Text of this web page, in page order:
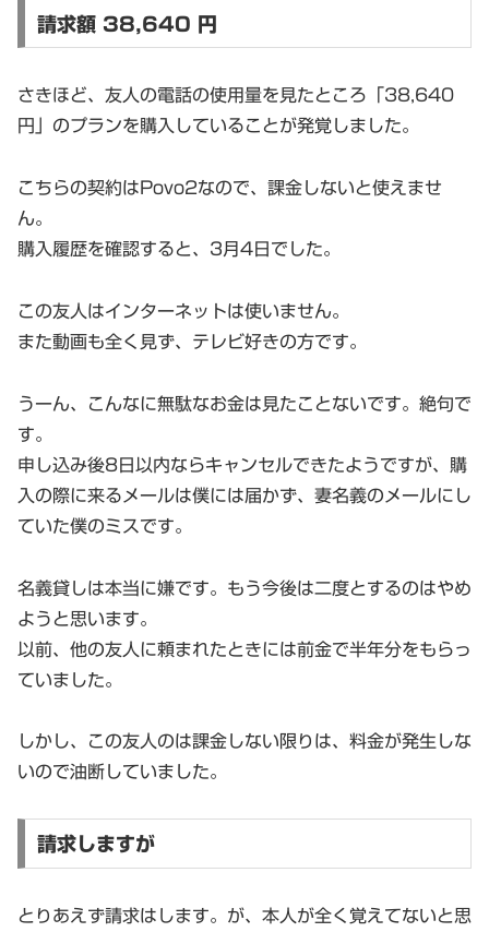
請求額 38,640 円
さきほど、友人の電話の使用量を見たところ「38,640
円」のプランを購入していることが発覚しました。
こちらの契約はPovo2なので、課金しないと使えませ
ん。
購入履歴を確認すると、3月4日でした。
この友人はインターネットは使いません。
また動画も全く見ず、テレビ好きの方です。
うーん、こんなに無駄なお金は見たことないです。絶句で
す。
申し込み後8日以内ならキャンセルできたようですが、購
入の際に来るメールは僕には届かず、妻名義のメールにし
ていた僕のミスです。
名義貸しは本当に嫌です。もう今後は二度とするのはやめ
ようと思います。
以前、他の友人に頼まれたときには前金で半年分をもらっ
ていました。
しかし、この友人のは課金しない限りは、料金が発生しな
いので油断していました。
請求しますが
とりあえず請求はします。が、本人が全く覚えてないと思